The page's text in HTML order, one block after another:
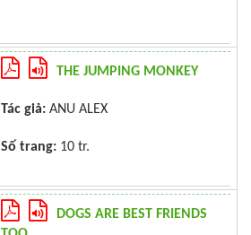
THE JUMPING MONKEY
Tác giả: ANU ALEX
Số trang: 10 tr.
DOGS ARE BEST FRIENDS